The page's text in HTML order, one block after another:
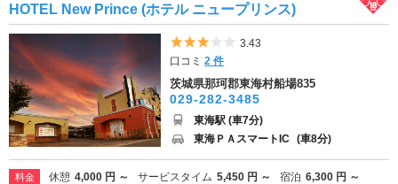
HOTEL New Prince (ホテル ニュープリンス)
5つ星のうち3
3.43
口コミ2 件
茨城県那珂郡東海村船場835
029-282-3485
東海駅 (車7分)
東海ＰＡスマートIC (車8分)
料金 休憩 4,000 円 ～ サービスタイム 5,450 円 ～ 宿泊 6,300 円 ～